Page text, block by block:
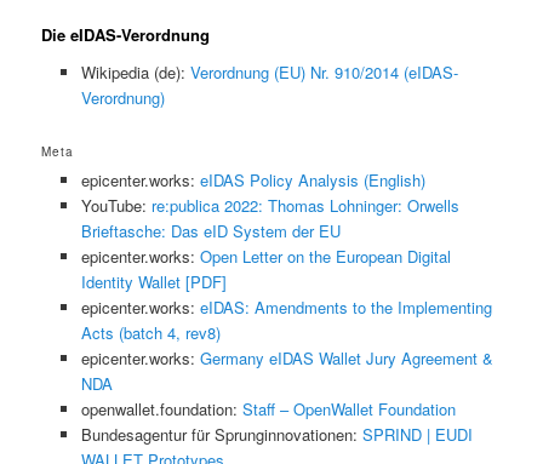
Die eIDAS-Verordnung
Wikipedia (de): Verordnung (EU) Nr. 910/2014 (eIDAS-
Verordnung)
Meta
epicenter.works: eIDAS Policy Analysis (English)
YouTube: re:publica 2022: Thomas Lohninger: Orwells
Brieftasche: Das eID System der EU
epicenter.works: Open Letter on the European Digital
Identity Wallet [PDF]
epicenter.works: eIDAS: Amendments to the Implementing
Acts (batch 4, rev8)
epicenter.works: Germany eIDAS Wallet Jury Agreement &
NDA
openwallet.foundation: Staff – OpenWallet Foundation
Bundesagentur für Sprunginnovationen: SPRIND | EUDI